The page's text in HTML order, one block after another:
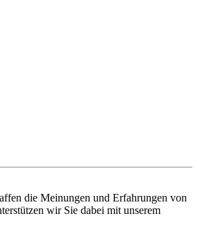
die Meinungen und Erfahrungen von
wir Sie dabei mit unserem